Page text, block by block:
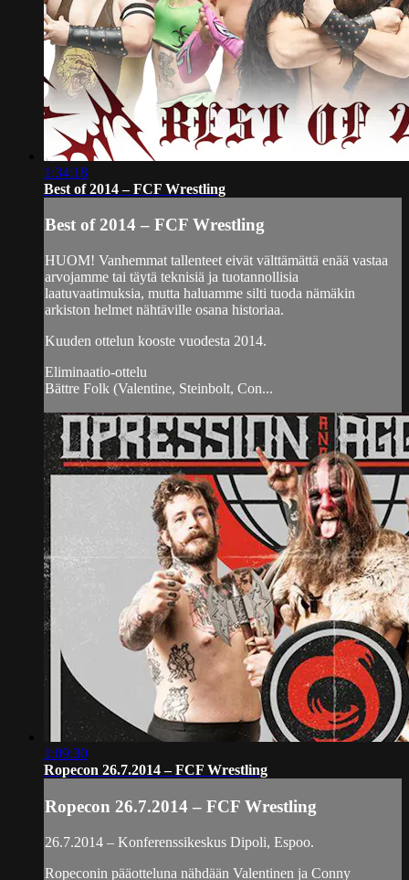
1:34:18
Best of 2014 – FCF Wrestling
Best of 2014 – FCF Wrestling
HUOM! Vanhemmat tallenteet eivät välttämättä enää vastaa
arvojamme tai täytä teknisiä ja tuotannollisia
laatuvaatimuksia, mutta haluamme silti tuoda nämäkin
arkiston helmet nähtäville osana historiaa.
Kuuden ottelun kooste vuodesta 2014.
Eliminaatio-ottelu
Bättre Folk (Valentine, Steinbolt, Con...
1:09:30
Ropecon 26.7.2014 – FCF Wrestling
Ropecon 26.7.2014 – FCF Wrestling
26.7.2014 – Konferenssikeskus Dipoli, Espoo.
Ropeconin pääotteluna nähdään Valentinen ja Conny